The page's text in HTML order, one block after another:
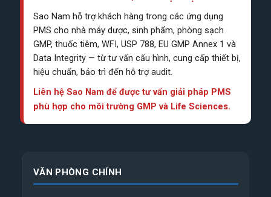
Sao Nam hỗ trợ khách hàng trong các ứng dụng
PMS cho nhà máy dược, sinh phẩm, phòng sạch
GMP, thuốc tiêm, WFI, USP 788, EU GMP Annex 1 và
Data Integrity — từ tư vấn cấu hình, cung cấp thiết bị,
hiệu chuẩn, bảo trì đến hỗ trợ audit.
Liên hệ Sao Nam để được tư vấn giải pháp PMS
phù hợp cho môi trường GMP và Life Sciences.
VĂN PHÒNG CHÍNH